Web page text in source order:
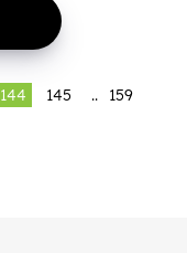
144 145 ..
159